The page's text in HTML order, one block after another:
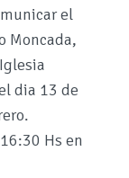
el
Moncada,
dia 13 de
Hs en